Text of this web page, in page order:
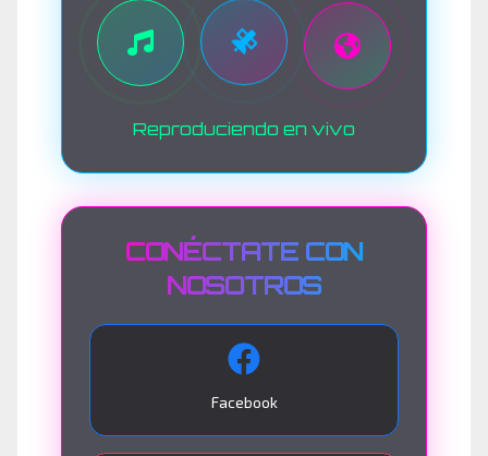
Reproduciendo en vivo
CONÉCTATE CON
NOSOTROS
Facebook